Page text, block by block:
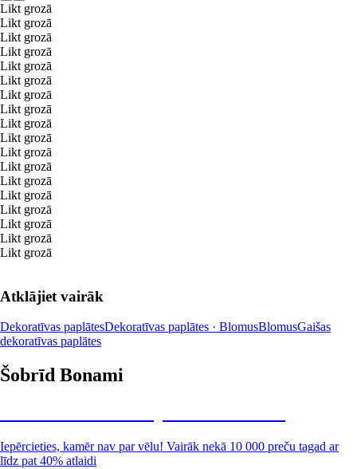
Likt grozā
Likt grozā
Likt grozā
Likt grozā
Likt grozā
Likt grozā
Likt grozā
Likt grozā
Likt grozā
Likt grozā
Likt grozā
Likt grozā
Likt grozā
Likt grozā
Likt grozā
Likt grozā
Likt grozā
Likt grozā
Atklājiet vairāk
Dekoratīvas paplātesDekoratīvas paplātes · BlomusBlomusGaišas
dekoratīvas paplātes
Šobrīd Bonami
Iepērcieties, kamēr nav par vēlu! Vairāk nekā 10 000 preču tagad ar
līdz pat 40% atlaidi